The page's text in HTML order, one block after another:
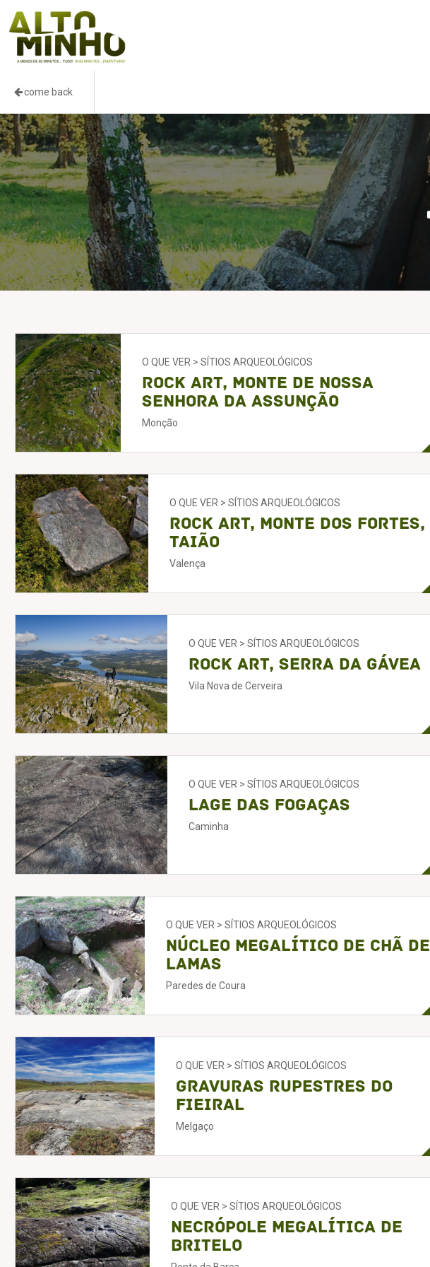
come back
O QUE VER > SÍTIOS ARQUEOLÓGICOS
Rock art, Monte de Nossa
Senhora da Assunção
Monção
O QUE VER > SÍTIOS ARQUEOLÓGICOS
Rock Art, Monte dos Fortes,
Taião
Valença
O QUE VER > SÍTIOS ARQUEOLÓGICOS
Rock Art, Serra da Gávea
Vila Nova de Cerveira
O QUE VER > SÍTIOS ARQUEOLÓGICOS
Lage das Fogaças
Caminha
O QUE VER > SÍTIOS ARQUEOLÓGICOS
Núcleo Megalítico de Chã de
Lamas
Paredes de Coura
O QUE VER > SÍTIOS ARQUEOLÓGICOS
Gravuras Rupestres do
Fieiral
Melgaço
O QUE VER > SÍTIOS ARQUEOLÓGICOS
Necrópole Megalítica de
Britelo